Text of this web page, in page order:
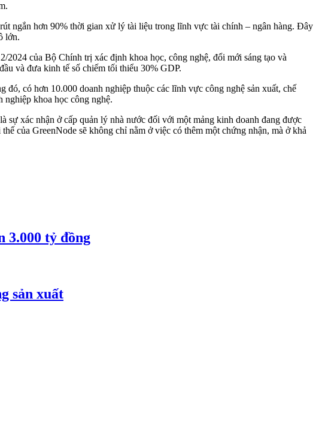
ngắn hơn 90% thời gian xử lý tài liệu trong lĩnh vực tài chính – ngân hàng. Đây
lớn.
của Bộ Chính trị xác định khoa học, công nghệ, đổi mới sáng tạo và
và đưa kinh tế số chiếm tối thiểu 30% GDP.
có hơn 10.000 doanh nghiệp thuộc các lĩnh vực công nghệ sản xuất, chế
nghiệp khoa học công nghệ.
xác nhận ở cấp quản lý nhà nước đối với một mảng kinh doanh đang được
của GreenNode sẽ không chỉ nằm ở việc có thêm một chứng nhận, mà ở khả
3.000 tỷ đồng
sản xuất